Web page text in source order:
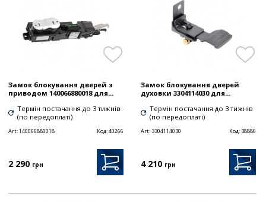
Замок блокування дверей з
приводом 140066880018 для...
Термін постачання до 3 тижнів
(по передоплаті)
Art:140066880018 Код:40266
2 290 грн
Замок блокування дверей
духовки 3304114030 для...
Термін постачання до 3 тижнів
(по передоплаті)
Art: 3304114030 Код: 38886
4 210 грн